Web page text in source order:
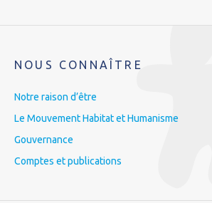
NOUS CONNAÎTRE
Notre raison d’être
Le Mouvement Habitat et Humanisme
Gouvernance
Comptes et publications